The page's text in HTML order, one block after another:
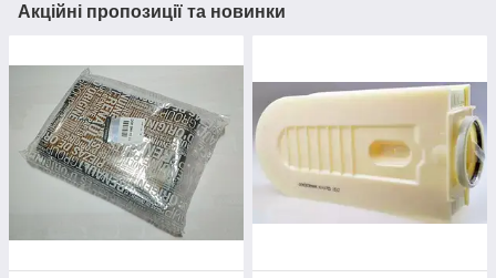
Акційні пропозиції та новинки